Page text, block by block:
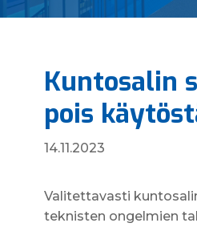
Kuntosalin
pois
14.11.2023
Valitettavasti
teknisten ongelmien